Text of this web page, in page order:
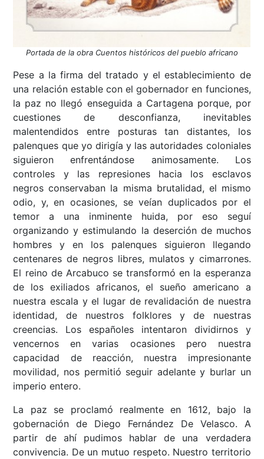
Portada de la obra Cuentos históricos del pueblo africano
Pese a la firma del tratado y el establecimiento de
una relación estable con el gobernador en funciones,
la paz no llegó enseguida a Cartagena porque, por
cuestiones de desconfianza, inevitables
malentendidos entre posturas tan distantes, los
palenques que yo dirigía y las autoridades coloniales
siguieron enfrentándose animosamente. Los
controles y las represiones hacia los esclavos
negros conservaban la misma brutalidad, el mismo
odio, y, en ocasiones, se veían duplicados por el
temor a una inminente huida, por eso seguí
organizando y estimulando la deserción de muchos
hombres y en los palenques siguieron llegando
centenares de negros libres, mulatos y cimarrones.
El reino de Arcabuco se transformó en la esperanza
de los exiliados africanos, el sueño americano a
nuestra escala y el lugar de revalidación de nuestra
identidad, de nuestros folklores y de nuestras
creencias. Los españoles intentaron dividirnos y
vencernos en varias ocasiones pero nuestra
capacidad de reacción, nuestra impresionante
movilidad, nos permitió seguir adelante y burlar un
imperio entero.
La paz se proclamó realmente en 1612, bajo la
gobernación de Diego Fernández De Velasco. A
partir de ahí pudimos hablar de una verdadera
convivencia. De un mutuo respeto. Nuestro territorio